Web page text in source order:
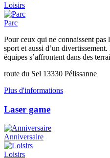
Loisirs
Parc
Pour ceux qui ne connaissent pas
sport et aussi d’un
équipes s’affrontent dans des
route du Sel 13330 Pélissanne
Plus d'informations
Laser game
Anniversaire
Loisirs